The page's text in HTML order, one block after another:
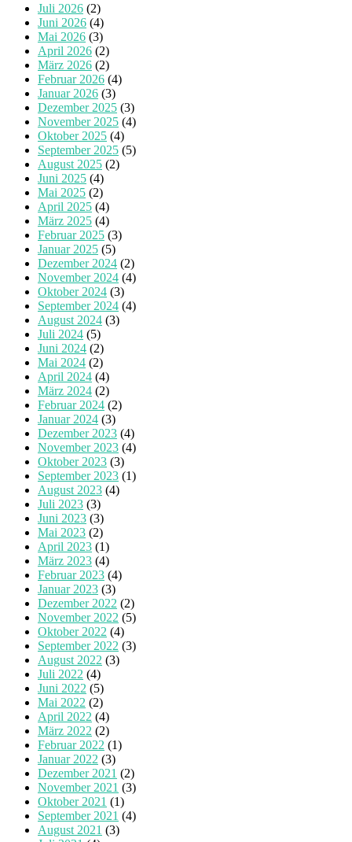
Juli 2026 (2)
Juni 2026 (4)
Mai 2026 (3)
April 2026 (2)
März 2026 (2)
Februar 2026 (4)
Januar 2026 (3)
Dezember 2025 (3)
November 2025 (4)
Oktober 2025 (4)
September 2025 (5)
August 2025 (2)
Juni 2025 (4)
Mai 2025 (2)
April 2025 (4)
März 2025 (4)
Februar 2025 (3)
Januar 2025 (5)
Dezember 2024 (2)
November 2024 (4)
Oktober 2024 (3)
September 2024 (4)
August 2024 (3)
Juli 2024 (5)
Juni 2024 (2)
Mai 2024 (2)
April 2024 (4)
März 2024 (2)
Februar 2024 (2)
Januar 2024 (3)
Dezember 2023 (4)
November 2023 (4)
Oktober 2023 (3)
September 2023 (1)
August 2023 (4)
Juli 2023 (3)
Juni 2023 (3)
Mai 2023 (2)
April 2023 (1)
März 2023 (4)
Februar 2023 (4)
Januar 2023 (3)
Dezember 2022 (2)
November 2022 (5)
Oktober 2022 (4)
September 2022 (3)
August 2022 (3)
Juli 2022 (4)
Juni 2022 (5)
Mai 2022 (2)
April 2022 (4)
März 2022 (2)
Februar 2022 (1)
Januar 2022 (3)
Dezember 2021 (2)
November 2021 (3)
Oktober 2021 (1)
September 2021 (4)
August 2021 (3)